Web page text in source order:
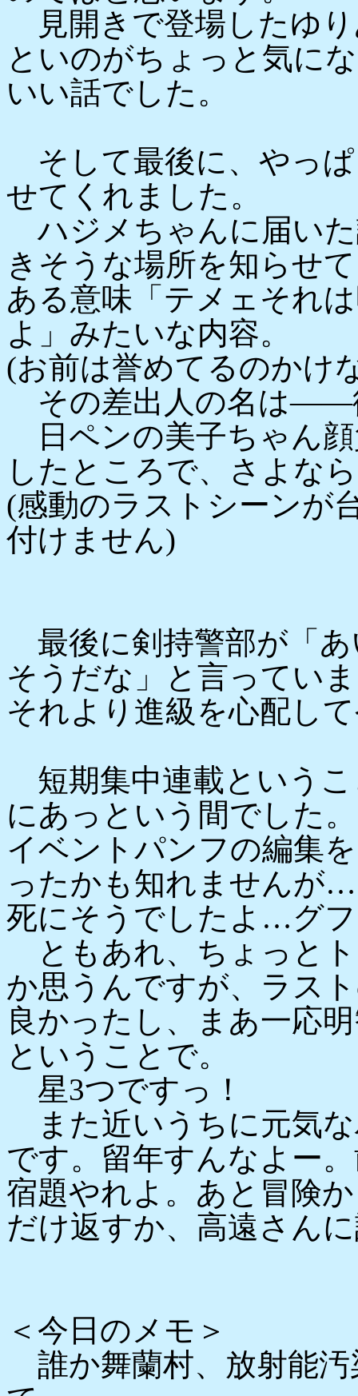
見開きで登場したゆ
といのがちょっと気に
いい話でした。
そして最後に、やっ
せてくれました。
ハジメちゃんに届い
きそうな場所を知らせ
ある意味「テメェそれ
よ」みたいな内容。
(お前は誉めてるのかけ
その差出人の名は――
日ペンの美子ちゃん
したところで、さよな
(感動のラストシーンが
付けません)
最後に剣持警部が「
そうだな」と言ってい
それより進級を心配し
短期集中連載という
にあっという間でした
イベントパンフの編集
ったかも知れませんが
死にそうでしたよ…グ
ともあれ、ちょっと
か思うんですが、ラス
良かったし、まあ一応
ということで。
星3つですっ！
また近いうちに元気
です。留年すんなよー
宿題やれよ。あと冒険
だけ返すか、高遠さん
＜今日のメモ＞
誰か舞蘭村、放射能